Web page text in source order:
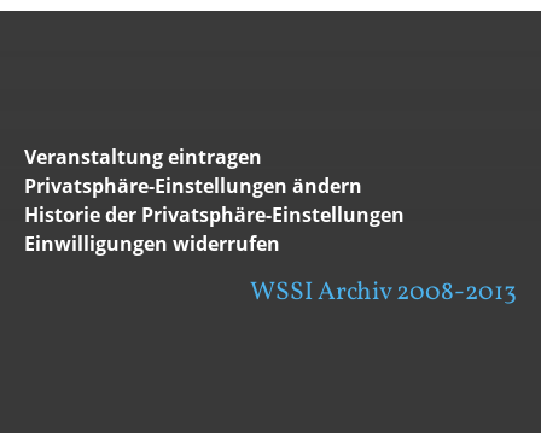
Veranstaltung eintragen
Privatsphäre-Einstellungen ändern
Historie der Privatsphäre-Einstellungen
Einwilligungen widerrufen
WSSI Archiv 2008-2013